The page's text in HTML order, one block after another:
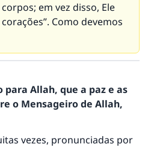
em vez disso, Ele
Como devemos
para Allah, que a paz e as
o Mensageiro de Allah,
vezes, pronunciadas por